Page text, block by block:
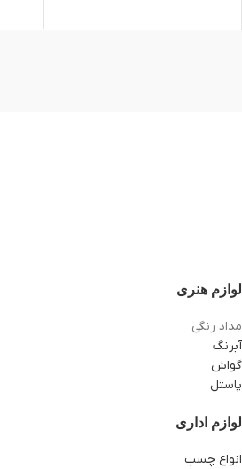
لوازم هنری
مداد رنگی
آبرنگ
گواش
پاستل
لوازم اداری
انواع چسب